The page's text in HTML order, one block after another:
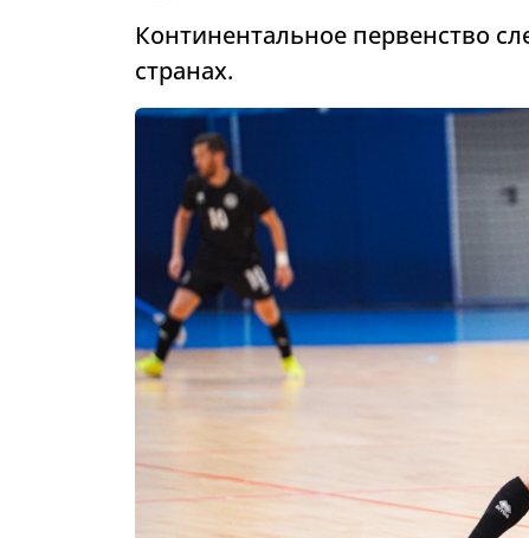
Континентальное первенство
странах.